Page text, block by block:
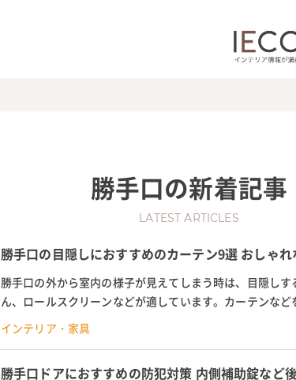
勝手口の新着記事
LATEST ARTICLES
勝手口の目隠しにおすすめのカーテン9選 おしゃ
勝手口の外から室内の様子が見えてしまう時は、目隠し
ん、ロールスクリーンなどが適しています。カーテンな
ンの寒さ対策をしたい時にも最適です。この記事では、...
インテリア・家具
勝手口ドアにおすすめの防犯対策 内側補助錠など